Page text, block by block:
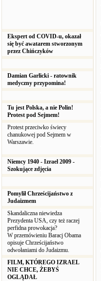
Ekspert od COVID-u, okazał
się być awatarem stworzonym
przez Chińczyków
Damian Garlicki - ratownik
medyczny przypomina!
Tu jest Polska, a nie Polin!
Protest pod Sejmem!
Protest przeciwko świecy
chanukowej pod Sejmem w
Warszawie.
Niemcy 1940 - Izrael 2009 -
Szokujące zdjęcia
Pomylił Chrześcijaństwo z
Judaizmem
Skandaliczna niewiedza
Prezydenta USA, czy też raczej
perfidna prowokacja?
W przemówieniu Baracj Obama
opisuje Chrześcijaństwo
odwołaniami do Judaizmu.
FILM, KTÓREGO IZRAEL
NIE CHCE, ŻEBYŚ
OGLĄDAŁ